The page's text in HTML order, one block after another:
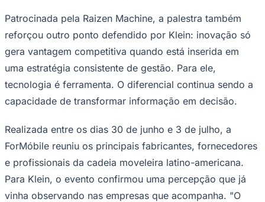
Patrocinada pela Raizen Machine, a palestra também
reforçou outro ponto defendido por Klein: inovação só
gera vantagem competitiva quando está inserida em
uma estratégia consistente de gestão. Para ele,
tecnologia é ferramenta. O diferencial continua sendo a
capacidade de transformar informação em decisão.
Realizada entre os dias 30 de junho e 3 de julho, a
ForMóbile reuniu os principais fabricantes, fornecedores
e profissionais da cadeia moveleira latino-americana.
Para Klein, o evento confirmou uma percepção que já
vinha observando nas empresas que acompanha. "O